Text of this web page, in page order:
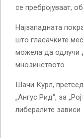
се пребројуваат,
Најзападната
што гласачките
можела да одлучи
мнозинството.
Шачи Курл,
„Ангус Рид“, за
либералите